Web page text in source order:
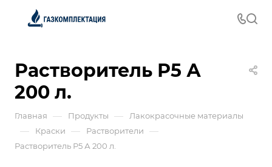
Растворитель Р5 А
200 л.
Главная — Продукты — Лакокрасочные материалы
— Краски — Растворители —
Растворитель Р5 А 200 л.